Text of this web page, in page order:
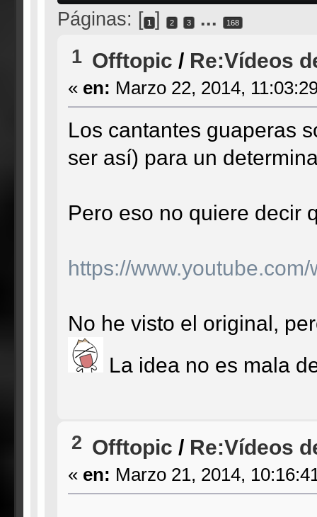
Páginas: [ 1 ] 2 3 ... 168
1 Offtopic / Re:Vídeos
« en: Marzo 22, 2014,
Los cantantes guaperas
ser así) para un
Pero eso no quiere decir
https://
No he visto el original,
La idea no es mala
2 Offtopic / Re:Vídeos
« en: Marzo 21, 2014,